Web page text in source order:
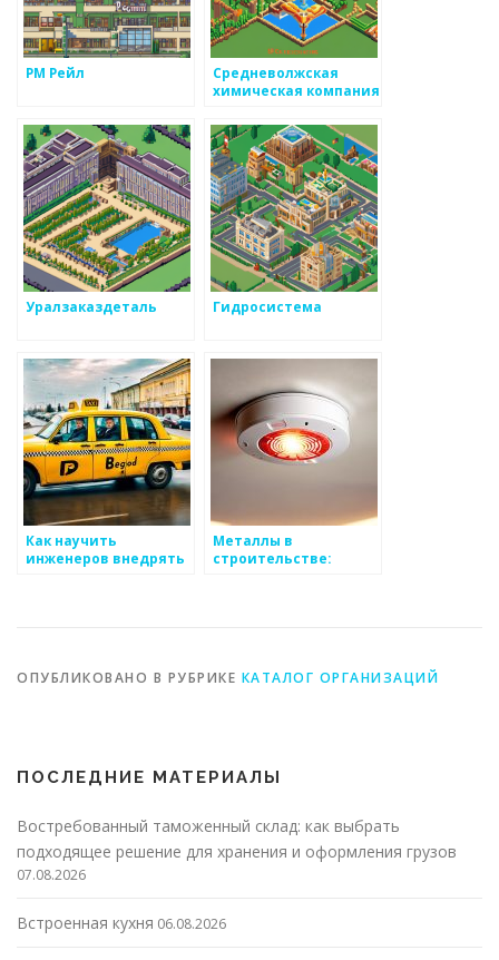
РМ Рейл
Средневолжская
химическая компания
Уралзаказдеталь Гидросистема
Как научить
инженеров внедрять
Металлы в
строительстве:
ОПУБЛИКОВАНО В РУБРИКЕ КАТАЛОГ ОРГАНИЗАЦИЙ
ПОСЛЕДНИЕ МАТЕРИАЛЫ
Востребованный таможенный склад: как выбрать
подходящее решение для хранения и оформления грузов
07.08.2026
Встроенная кухня 06.08.2026